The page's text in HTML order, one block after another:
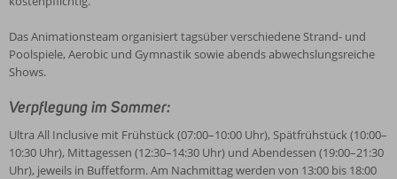
Das Animationsteam organisiert tagsüber verschiedene Strand- und
Poolspiele, Aerobic und Gymnastik sowie abends abwechslungsreiche
Shows.
Verpflegung im Sommer:
Ultra All Inclusive mit Frühstück (07:00–10:00 Uhr), Spätfrühstück (10:00–
10:30 Uhr), Mittagessen (12:30–14:30 Uhr) und Abendessen (19:00–21:30
Uhr), jeweils in Buffetform. Am Nachmittag werden von 13:00 bis 18:00